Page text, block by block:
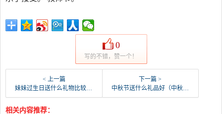
0
写的不错，赞一个！
< 上一篇
妹妹过生日送什么礼物比较好（送妹妹礼物排行榜实用）
下一篇 >
中秋节送什么礼品好（中秋节送礼清单）
相关内容推荐：